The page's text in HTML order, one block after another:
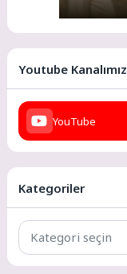
Youtube Kanalımız
YouTube
Kategoriler